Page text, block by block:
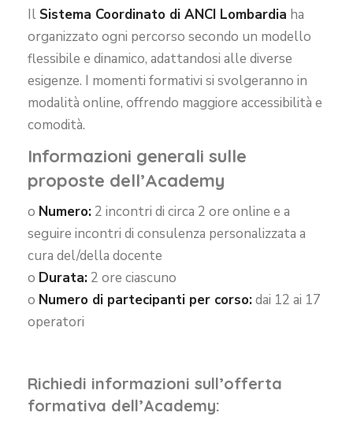
Il Sistema Coordinato di ANCI Lombardia ha
organizzato ogni percorso secondo un modello
flessibile e dinamico, adattandosi alle diverse
esigenze. I momenti formativi si svolgeranno in
modalità online, offrendo maggiore accessibilità e
comodità.
Informazioni generali sulle
proposte dell’Academy
o Numero: 2 incontri di circa 2 ore online e a
seguire incontri di consulenza personalizzata a
cura del/della docente
o Durata: 2 ore ciascuno
o Numero di partecipanti per corso:dai 12 ai 17
operatori
Richiedi informazioni sull’offerta
formativa dell’Academy: